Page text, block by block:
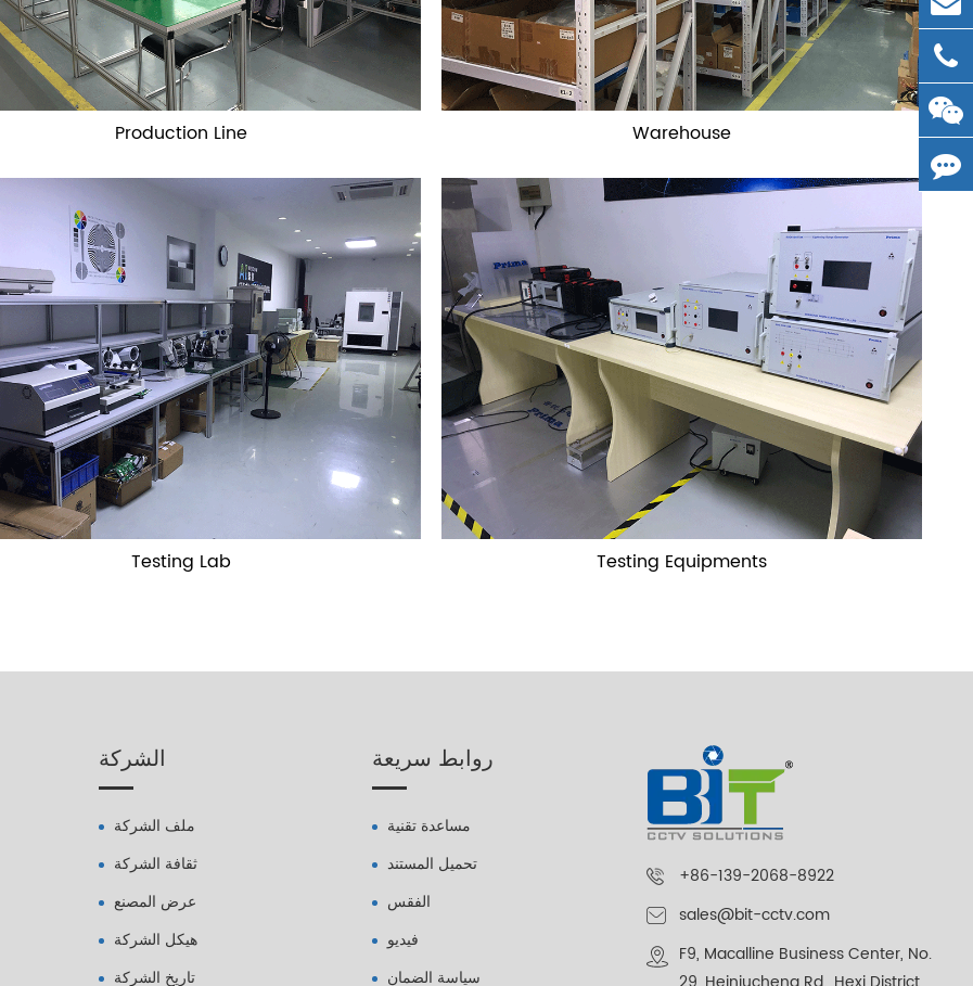
Production Line Warehouse
Testing Lab Testing Equipments
الشركة
ملف الشركة
ثقافة الشركة
عرض المصنع
هيكل الشركة
تاريخ الشركة
روابط سريعة
مساعدة تقنية
تحميل المستند
الفقس
فيديو
سياسة الضمان
+86-139-2068-8922
sales@bit-cctv.com
F9, Macalline Business Center, No.